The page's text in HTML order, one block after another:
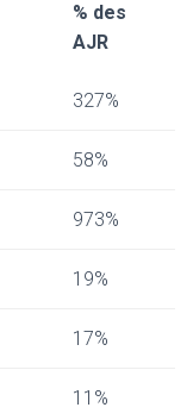
% des
AJR
327%
58%
973%
19%
17%
11%